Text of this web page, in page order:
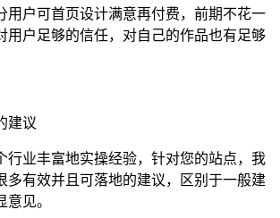
用户可首页设计满意再付费，前期不花一
用户足够的信任，对自己的作品也有足够
建议
行业丰富地实操经验，针对您的站点，我
多有效并且可落地的建议，区别于一般建
意见。